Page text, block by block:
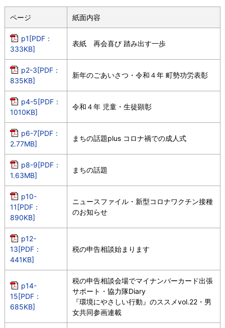
ページ 紙面内容
p1[PDF：
333KB]
表紙 再会喜び 踏み出す一歩
p2-3[PDF：
835KB]
新年のごあいさつ・令和４年 町勢功労表彰
p4-5[PDF：
1010KB]
令和４年 児童・生徒顕彰
p6-7[PDF：
2.77MB]
まちの話題plus コロナ禍での成人式
p8-9[PDF：
1.63MB]
まちの話題
p10-
11[PDF：
890KB]
ニュースファイル・新型コロナワクチン接種
のお知らせ
p12-
13[PDF：
441KB]
税の申告相談始まります
p14-
15[PDF：
685KB]
税の申告相談会場でマイナンバーカード出張
サポート・協力隊Diary
『環境にやさしい行動』のススメvol.22・男
女共同参画連載